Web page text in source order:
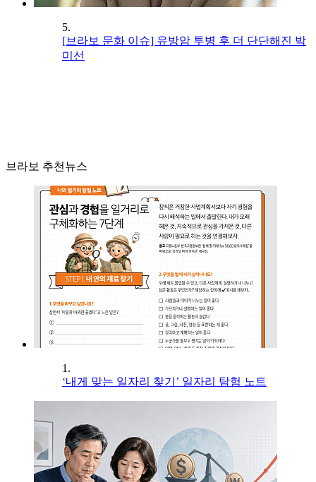
5.
[브라보 문화 이슈] 유방암 투병 후 더 단단해진 박
미선
브라보 추천뉴스
1.
‘내게 맞는 일자리 찾기’ 일자리 탐험 노트